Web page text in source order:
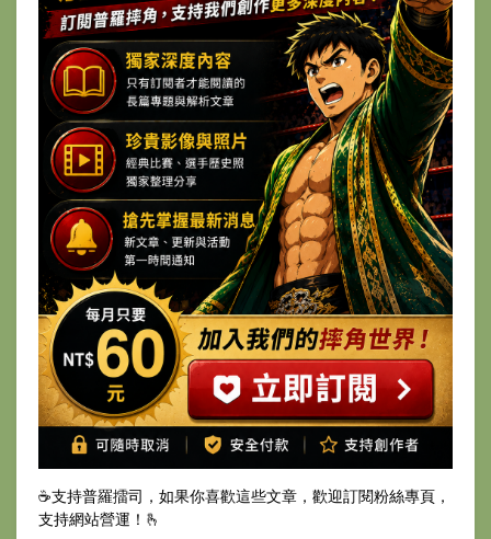
☕️支持普羅擂司，如果你喜歡這些文章，歡迎訂閱粉絲專頁，
支持網站營運！🫰